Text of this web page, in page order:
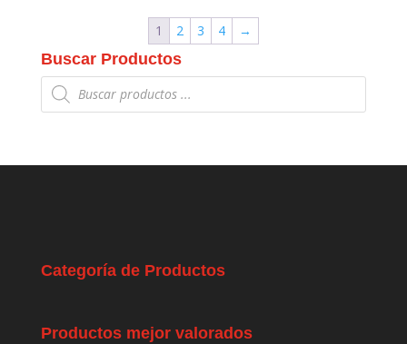
1 2 3 4 →
Buscar Productos
Búsqueda
de
productos
Categoría de Productos
Productos mejor valorados